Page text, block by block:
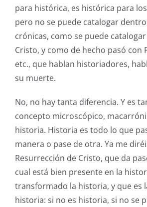
para histórica, es histórica para
pero no se puede catalogar
crónicas, como se puede
Cristo, y como de hecho pasó con
etc., que hablan historiadores,
su muerte.
No, no hay tanta diferencia. Y es
concepto microscópico,
historia. Historia es todo lo que
manera o pase de otra. Ya me
Resurrección de Cristo, que da
cual está bien presente en la
transformado la historia, y que es
historia: si no es historia, si no se